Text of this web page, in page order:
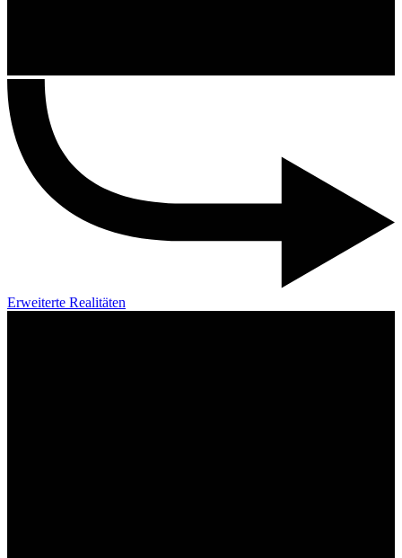
Erweiterte Realitäten